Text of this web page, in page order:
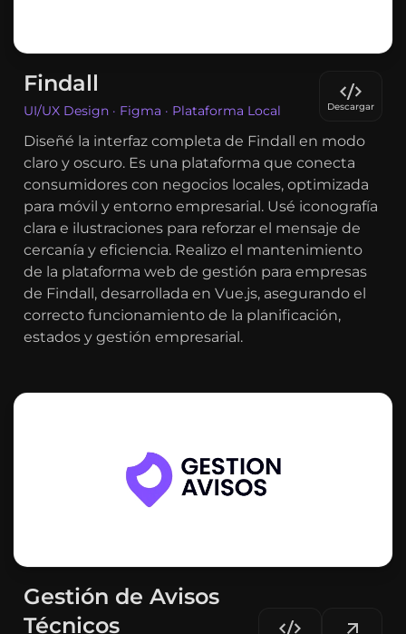
Findall
UI/UX Design · Figma · Plataforma Local Descargar
Diseñé la interfaz completa de Findall en modo
claro y oscuro. Es una plataforma que conecta
consumidores con negocios locales, optimizada
para móvil y entorno empresarial. Usé iconografía
clara e ilustraciones para reforzar el mensaje de
cercanía y eficiencia. Realizo el mantenimiento
de la plataforma web de gestión para empresas
de Findall, desarrollada en Vue.js, asegurando el
correcto funcionamiento de la planificación,
estados y gestión empresarial.
Gestión de Avisos
Técnicos